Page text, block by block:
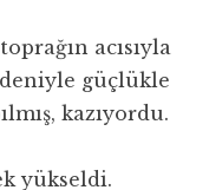
acısıyla
güçlükle
kazıyordu.
yükseldi.